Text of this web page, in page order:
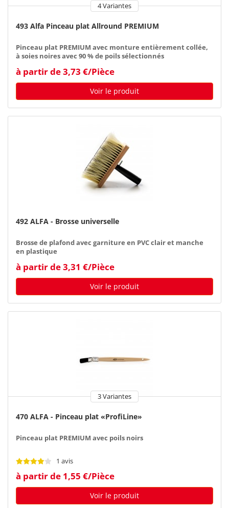
4 Variantes
493 Alfa Pinceau plat Allround PREMIUM
Pinceau plat PREMIUM avec monture entièrement collée,
à soies noires avec 90 % de poils sélectionnés
à partir de 3,73 €/Pièce
Voir le produit
492 ALFA - Brosse universelle
Brosse de plafond avec garniture en PVC clair et manche
en plastique
à partir de 3,31 €/Pièce
Voir le produit
3 Variantes
470 ALFA - Pinceau plat «ProfiLine»
Pinceau plat PREMIUM avec poils noirs
1 avis
à partir de 1,55 €/Pièce
Voir le produit